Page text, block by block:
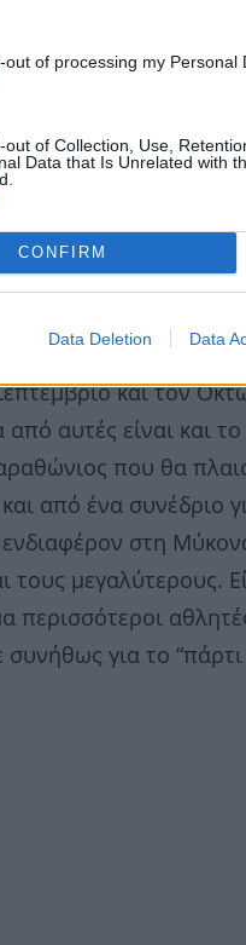
out of processing my Personal
out of Collection, Use,
Data that Is Unrelated with
CONFIRM
Data Deletion Data
Running Festival. Ο
εποχή για να την
αυτό και στη
και τον
αυτές είναι και
που θα
από ένα συνέδριο
στη
τους μεγαλύτερους.
για το